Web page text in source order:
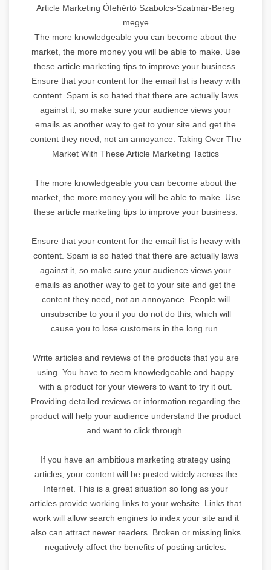
Article Marketing Ófehértó Szabolcs-Szatmár-Bereg
megye
The more knowledgeable you can become about the
market, the more money you will be able to make. Use
these article marketing tips to improve your business.
Ensure that your content for the email list is heavy with
content. Spam is so hated that there are actually laws
against it, so make sure your audience views your
emails as another way to get to your site and get the
content they need, not an annoyance. Taking Over The
Market With These Article Marketing Tactics
The more knowledgeable you can become about the
market, the more money you will be able to make. Use
these article marketing tips to improve your business.
Ensure that your content for the email list is heavy with
content. Spam is so hated that there are actually laws
against it, so make sure your audience views your
emails as another way to get to your site and get the
content they need, not an annoyance. People will
unsubscribe to you if you do not do this, which will
cause you to lose customers in the long run.
Write articles and reviews of the products that you are
using. You have to seem knowledgeable and happy
with a product for your viewers to want to try it out.
Providing detailed reviews or information regarding the
product will help your audience understand the product
and want to click through.
If you have an ambitious marketing strategy using
articles, your content will be posted widely across the
Internet. This is a great situation so long as your
articles provide working links to your website. Links that
work will allow search engines to index your site and it
also can attract newer readers. Broken or missing links
negatively affect the benefits of posting articles.